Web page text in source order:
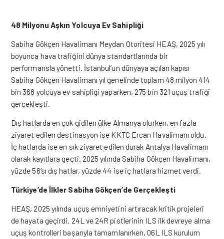
48 Milyonu Aşkın Yolcuya Ev Sahipliği
Sabiha Gökçen Havalimanı Meydan Otoritesi HEAŞ, 2025 yılı
boyunca hava trafiğini dünya standartlarında bir
performansla yönetti. İstanbul’un dünyaya açılan kapısı
Sabiha Gökçen Havalimanı yıl genelinde toplam 48 milyon 414
bin 368 yolcuya ev sahipliği yaparken, 275 bin 321 uçuş trafiği
gerçekleşti.
Dış hatlarda en çok gidilen ülke Almanya olurken, en fazla
ziyaret edilen destinasyon ise KKTC Ercan Havalimanı oldu.
İç hatlarda ise en sık ziyaret edilen durak Antalya Havalimanı
olarak kayıtlara geçti. 2025 yılında Sabiha Gökçen Havalimanı,
yüzde 56’sı dış hatlar, yüzde 44 ise iç hatlara hizmet verdi.
Türkiye’de İlkler Sabiha Gökçen’de Gerçekleşti
HEAŞ, 2025 yılında uçuş emniyetini artıracak kritik projeleri
de hayata geçirdi. 24L ve 24R pistlerinin ILS ilk devreye alma
uçuş kontrolleri başarıyla tamamlanırken, 06L ILS kurulum